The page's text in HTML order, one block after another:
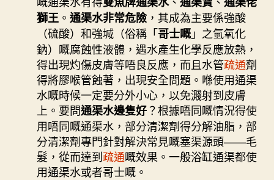
獅王 。 通渠水非常危險 ，其成為主要係強酸
（硫酸）和強堿（俗稱「哥士嘅」之氫氧化
鈉）嘅腐蝕性液體，遇水產生化學反應放熱，
得出現灼傷皮膚等唔良反應，而且水管疏通劑
得將膠喉管蝕著，出現安全問題。喺使用通渠
水嘅時候一定要分外小心，以免濺射到皮膚
上。要問通渠水邊隻好？根據唔同嘅情況得使
用唔同嘅通渠水，部分清潔劑得分解油脂，部
分清潔劑專門針對解決常見嘅塞渠源頭——毛
髮，從而達到疏通嘅效果。一般浴缸通渠都使
用通渠水或者哥士嘅。